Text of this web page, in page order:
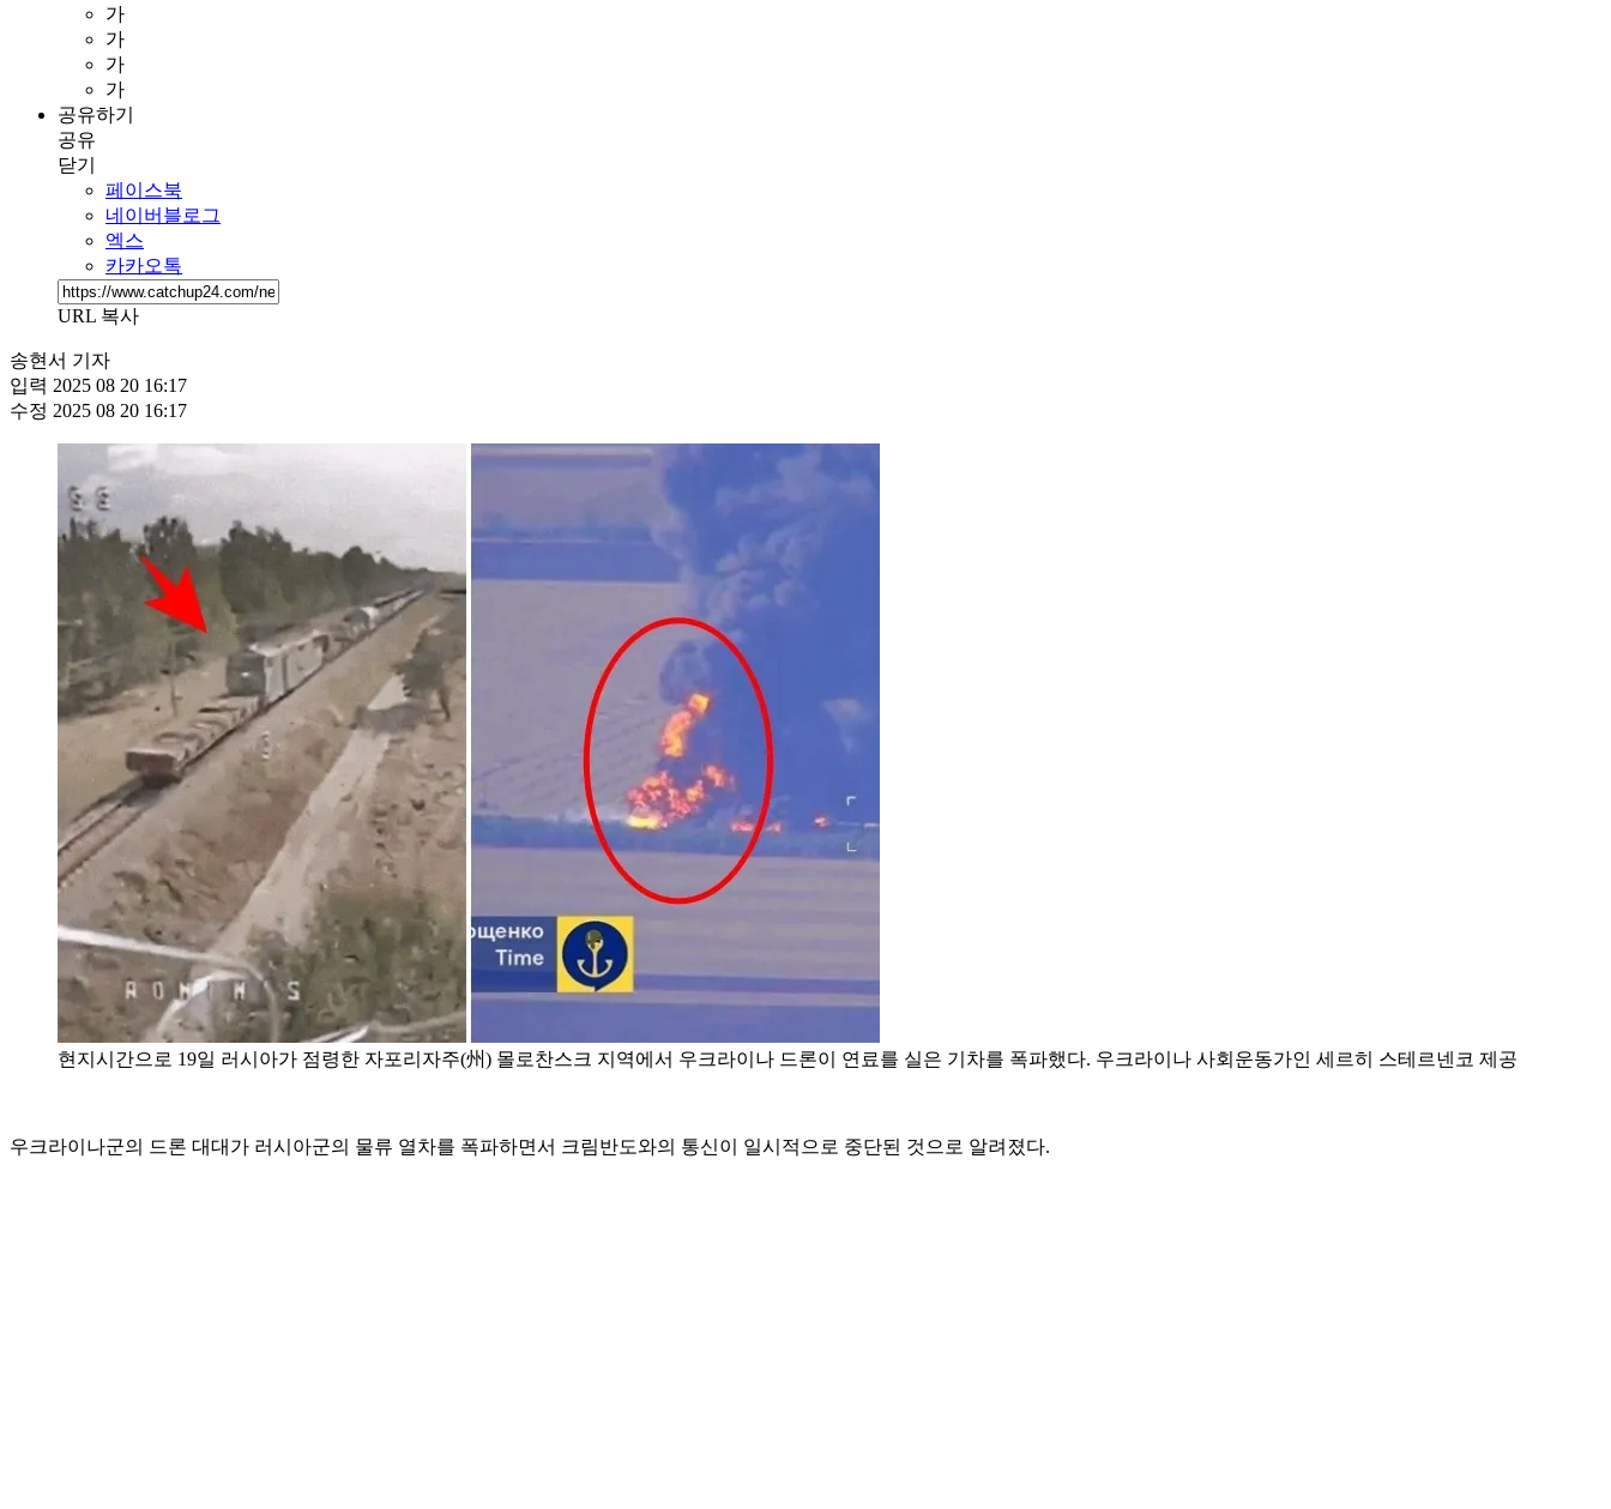
가
가
가
가
공유하기
공유
닫기
페이스북
네이버블로그
엑스
카카오톡
URL 복사
송현서 기자
입력 2025 08 20 16:17
수정 2025 08 20 16:17
현지시간으로 19일 러시아가 점령한 자포리자주(州) 몰로찬스크 지역에서 우크라이나 드론이 연료를 실은 기차를 폭파했다. 우크라이나 사회운동가인 세르히 스테르넨코 제공
우크라이나군의 드론 대대가 러시아군의 물류 열차를 폭파하면서 크림반도와의 통신이 일시적으로 중단된 것으로 알려졌다.